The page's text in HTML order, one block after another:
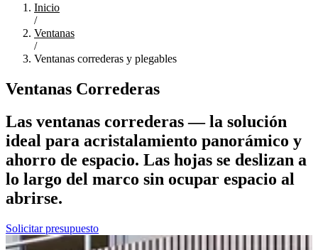
Inicio
/
Ventanas
/
Ventanas correderas y plegables
Ventanas Correderas
Las ventanas correderas — la solución
ideal para acristalamiento panorámico y
ahorro de espacio. Las hojas se deslizan a
lo largo del marco sin ocupar espacio al
abrirse.
Solicitar presupuesto